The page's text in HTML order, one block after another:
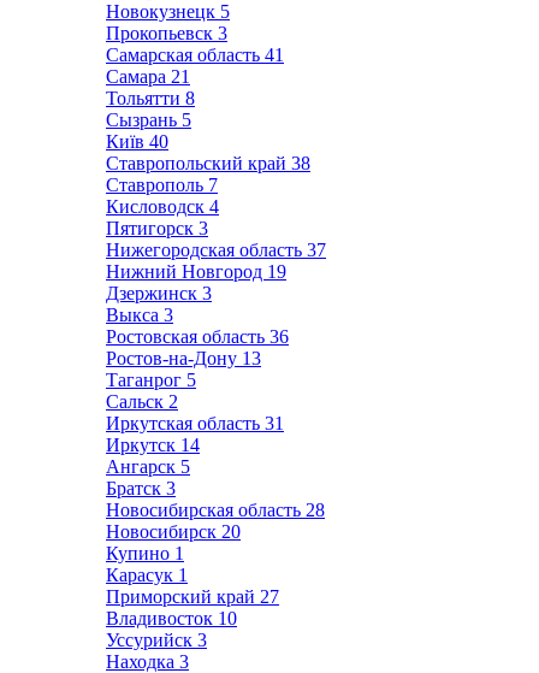
Новокузнецк 5
Прокопьевск 3
Самарская область 41
Самара 21
Тольятти 8
Сызрань 5
Київ 40
Ставропольский край 38
Ставрополь 7
Кисловодск 4
Пятигорск 3
Нижегородская область 37
Нижний Новгород 19
Дзержинск 3
Выкса 3
Ростовская область 36
Ростов-на-Дону 13
Таганрог 5
Сальск 2
Иркутская область 31
Иркутск 14
Ангарск 5
Братск 3
Новосибирская область 28
Новосибирск 20
Купино 1
Карасук 1
Приморский край 27
Владивосток 10
Уссурийск 3
Находка 3